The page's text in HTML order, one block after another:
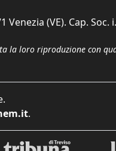
(VE). Cap. Soc.
la loro riproduzione con
.